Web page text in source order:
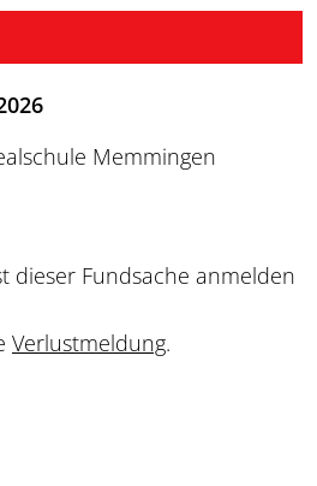
Memmingen
dieser Fundsache anmelden
Verlustmeldung.